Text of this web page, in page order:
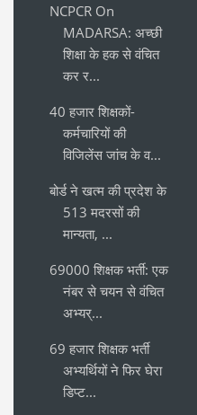
NCPCR On
MADARSA: अच्छी
शिक्षा के हक से वंचित
कर र...
40 हजार शिक्षकों-
कर्मचारियों की
विजिलेंस जांच के व...
बोर्ड ने खत्म की प्रदेश के
513 मदरसों की
मान्यता, ...
69000 शिक्षक भर्ती: एक
नंबर से चयन से वंचित
अभ्यर्...
69 हजार शिक्षक भर्ती
अभ्यर्थियों ने फिर घेरा
डिप्ट...